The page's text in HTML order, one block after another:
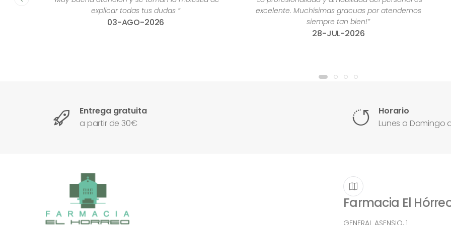
excelente. Muchísimas gracuas por atendernos
siempre tan bien!”
13-JUL-2026
Entrega gratuita
a partir de 30€
Horario
Lunes a Domingo
Farmacia El